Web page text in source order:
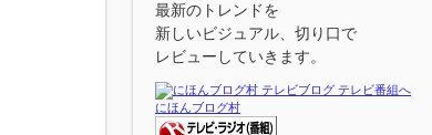
最新のトレンドを
新しいビジュアル、切り口で
レビューしていきます。
にほんブログ村